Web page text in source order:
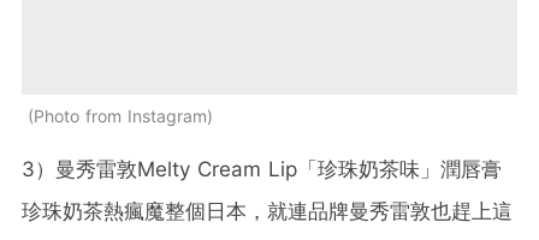
Photo from Instagram
3）曼秀雷敦Melty Cream Lip「珍珠奶茶味」潤唇膏
珍珠奶茶熱瘋魔整個日本，就連品牌曼秀雷敦也趕上這